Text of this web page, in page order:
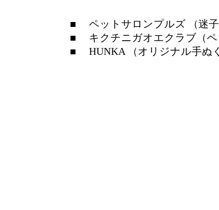
■ ペットサロンプルズ （迷
■ キクチニガオエクラブ（ペ
■ HUNKA （オリジナル手ぬ